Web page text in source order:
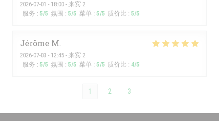
2026-07-01 - 18:00 - 来宾 2
服务 : 5/5 氛围 : 5/5 菜单 : 5/5 质价比 : 5/5
Jérôme M
2026-07-03 - 12:45 - 来宾 2
服务 : 5/5 氛围 : 5/5 菜单 : 5/5 质价比 : 4/5
1 2 3